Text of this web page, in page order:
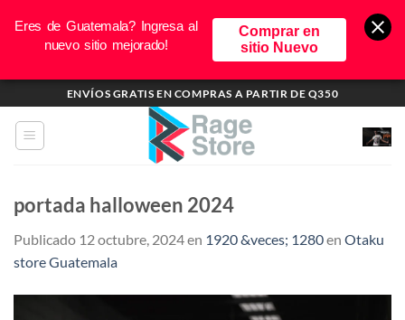
al
contenido
ENVÍOS GRATIS EN COMPRAS A PARTIR DE Q350
portada halloween 2024
Publicado 12 octubre, 2024en 1920 &veces; 1280en Otaku
store Guatemala
Eres de Guatemala? Ingresa al
nuevo sitio mejorado!
Comprar en
sitio Nuevo